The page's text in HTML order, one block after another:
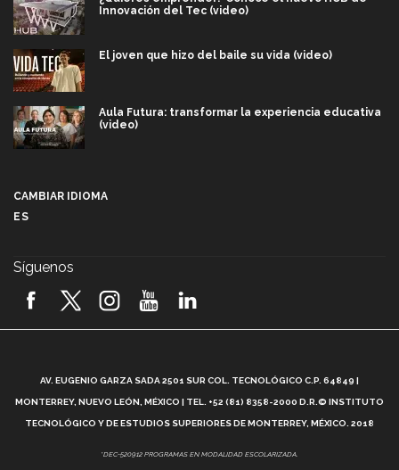
Innovación del Tec (video)
El joven que hizo del baile su vida (video)
Aula Futura: transformar la experiencia educativa
(video)
2026! (video)
¿Cómo es el Modelo Educativo Tec? (video)
Vida Tec: Feminismo e Inteligencia Artificial, Paola
CAMBIAR IDIOMA
ES
Síguenos
AV. EUGENIO GARZA SADA 2501 SUR COL. TECNOLÓGICO C.P. 64849 |
MONTERREY, NUEVO LEÓN, MÉXICO | TEL. +52 (81) 8358-2000 D.R.© INSTITUTO
TECNOLÓGICO Y DE ESTUDIOS SUPERIORES DE MONTERREY, MÉXICO. 2018
*DEC-520912 PROGRAMAS EN MODALIDAD ESCOLARIZADA.